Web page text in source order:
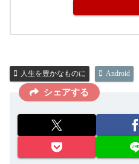
人生を豊かなものに Android
シェアする